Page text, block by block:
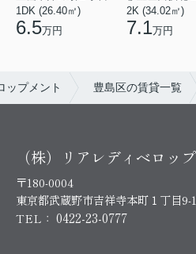
1DK (26.40㎡)
6.5万円
2K (34.02㎡)
7.1万円
ップメント 豊島区の賃貸一覧
（株）リアレディベロッ
〒180-0004
東京都武蔵野市吉祥寺本町１丁目
TEL： 0422-23-0777